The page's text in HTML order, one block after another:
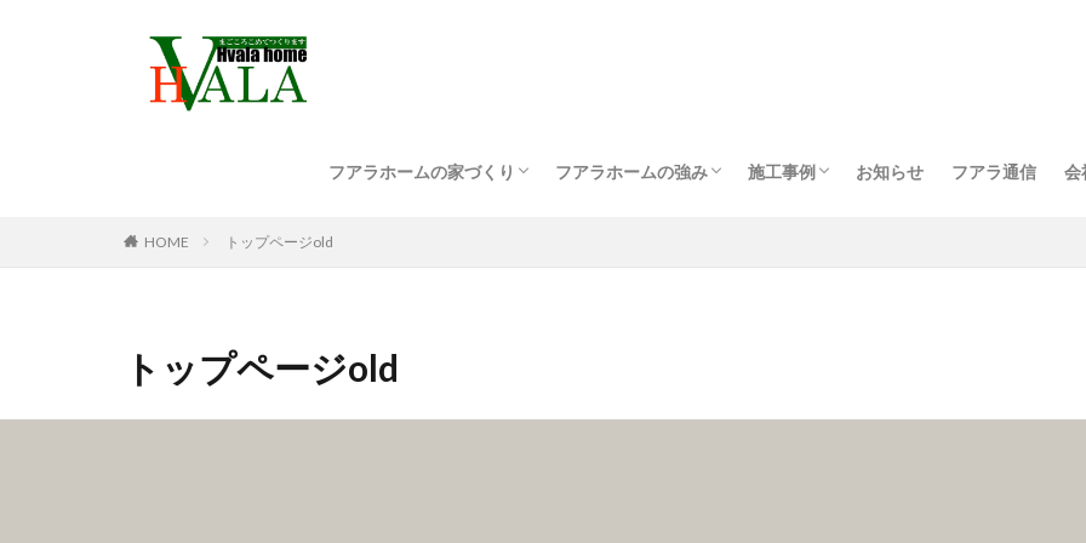
フアラホームの家づくり フアラホームの強み 施工事例 お知らせ フアラ通信 会
HOME トップページold
トップページold